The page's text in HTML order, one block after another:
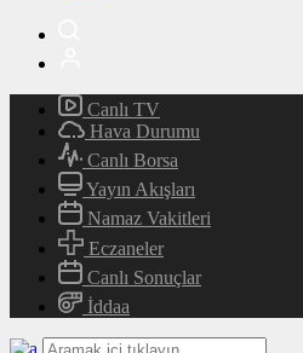
Canlı TV
Hava Durumu
Canlı Borsa
Yayın Akışları
Namaz Vakitleri
Eczaneler
Canlı Sonuçlar
İddaa